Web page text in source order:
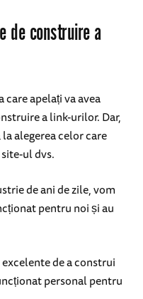
de construire a
care apelați va avea
a link-urilor. Dar,
alegerea celor care
ul dvs.
de ani de zile, vom
pentru noi și au
de a construi
personal pentru